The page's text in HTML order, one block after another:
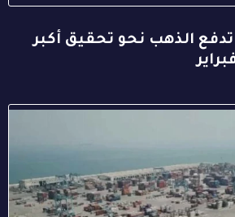
الذهب نحو تحقيق أكبر